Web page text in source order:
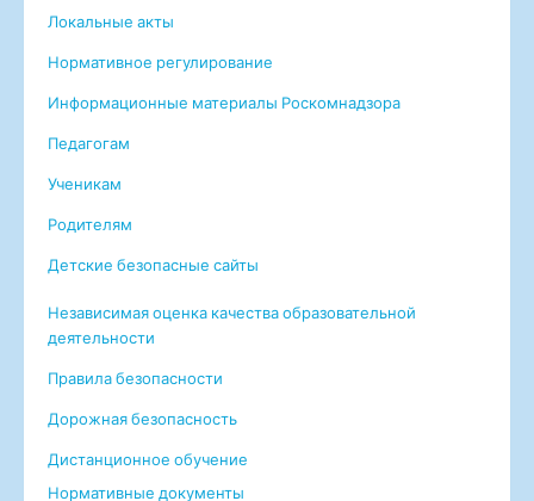
Локальные акты
Нормативное регулирование
Информационные материалы Роскомнадзора
Педагогам
Ученикам
Родителям
Детские безопасные сайты
Независимая оценка качества образовательной
деятельности
Правила безопасности
Дорожная безопасность
Дистанционное обучение
Нормативные документы